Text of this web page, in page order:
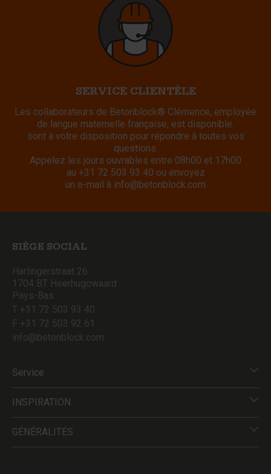
SERVICE CLIENTÈLE
Les collaborateurs de Betonblock® Clémence, employée
de langue maternelle française, est disponible.
sont à votre disposition pour répondre à toutes vos
questions.
Appelez les jours ouvrables entre 08h00 et 17h00
au +31 72 503 93 40 ou envoyez
un e-mail à info@betonblock.com
SIÈGE SOCIAL
Harlingerstraat 26
1704 BT Heerhugowaard
Pays-Bas
T +31 72 503 93 40
F +31 72 503 92 61
info@betonblock.com
Service
INSPIRATION
GÉNÉRALITÉS